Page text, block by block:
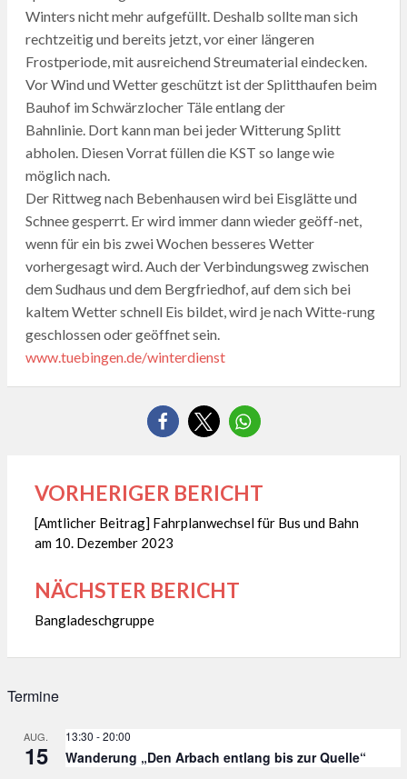
Winters nicht mehr aufgefüllt. Deshalb sollte man sich
rechtzeitig und bereits jetzt, vor einer längeren
Frostperiode, mit ausreichend Streumaterial eindecken.
Vor Wind und Wetter geschützt ist der Splitthaufen beim
Bauhof im Schwärzlocher Täle entlang der
Bahnlinie. Dort kann man bei jeder Witterung Splitt
abholen. Diesen Vorrat füllen die KST so lange wie
möglich nach.
Der Rittweg nach Bebenhausen wird bei Eisglätte und
Schnee gesperrt. Er wird immer dann wieder geöff-net,
wenn für ein bis zwei Wochen besseres Wetter
vorhergesagt wird. Auch der Verbindungsweg zwischen
dem Sudhaus und dem Bergfriedhof, auf dem sich bei
kaltem Wetter schnell Eis bildet, wird je nach Witte-rung
geschlossen oder geöffnet sein.
www.tuebingen.de/winterdienst
Beitragsnavigation
VORHERIGER BERICHT
[Amtlicher Beitrag] Fahrplanwechsel für Bus und Bahn
am 10. Dezember 2023
NÄCHSTER BERICHT
Bangladeschgruppe
Termine
AUG.
15
13:30 -20:00
Wanderung „Den Arbach entlang bis zur Quelle“